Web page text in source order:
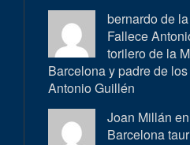
bernardo de
Fallece
torilero de la
Barcelona y padre de
Antonio Guillén
Joan Millán en
Barcelona